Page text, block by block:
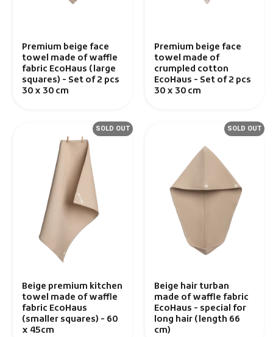
Premium beige face
towel made of waffle
fabric EcoHaus (large
squares) - Set of 2 pcs
30 x 30 cm
Premium beige face
towel made of
crumpled cotton
EcoHaus - Set of 2 pcs
30 x 30 cm
Beige premium kitchen
towel made of waffle
fabric EcoHaus
(smaller squares) - 60
x 45cm
SOLD OUT
Beige hair turban
made of waffle fabric
EcoHaus - special for
long hair (length 66
cm)
SOLD OUT